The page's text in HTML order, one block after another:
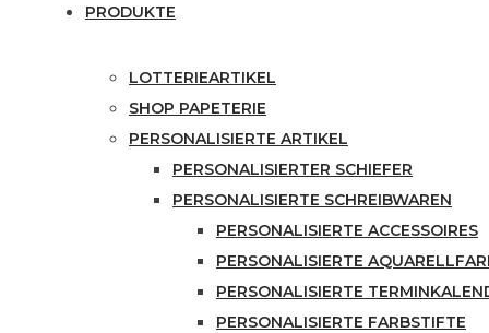
PRODUKTE
LOTTERIEARTIKEL
SHOP PAPETERIE
PERSONALISIERTE ARTIKEL
PERSONALISIERTER SCHIEFER
PERSONALISIERTE SCHREIBWAREN
PERSONALISIERTE ACCESSOIRES
PERSONALISIERTE
PERSONALISIERTE
PERSONALISIERTE FARBSTIFTE